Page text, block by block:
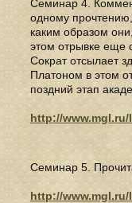
Семинар 4.
одному
каким образом
этом отрывке еще
Сократ отсылает
Платоном в этом
поздний этап
http://
Семинар 5.
http://www.mgl.ru/